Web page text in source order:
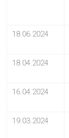
18.06.2024
18.04.2024
16.04.2024
19.03.2024